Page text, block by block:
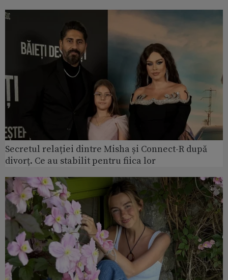
Secretul relației dintre Misha și Connect-R după
divorț. Ce au stabilit pentru fiica lor